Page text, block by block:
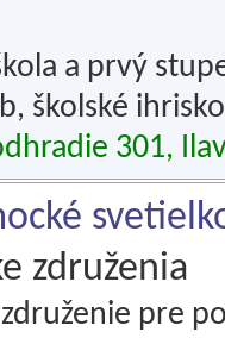
a prvý
školské
301,
združenia
pre